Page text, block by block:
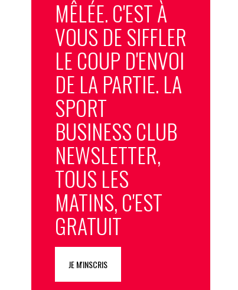
MÊLÉE. C'EST À
VOUS DE SIFFLER
LE COUP D'ENVOI
DE LA PARTIE. LA
SPORT
BUSINESS CLUB
NEWSLETTER,
TOUS LES
MATINS, C'EST
GRATUIT
JE M'INSCRIS